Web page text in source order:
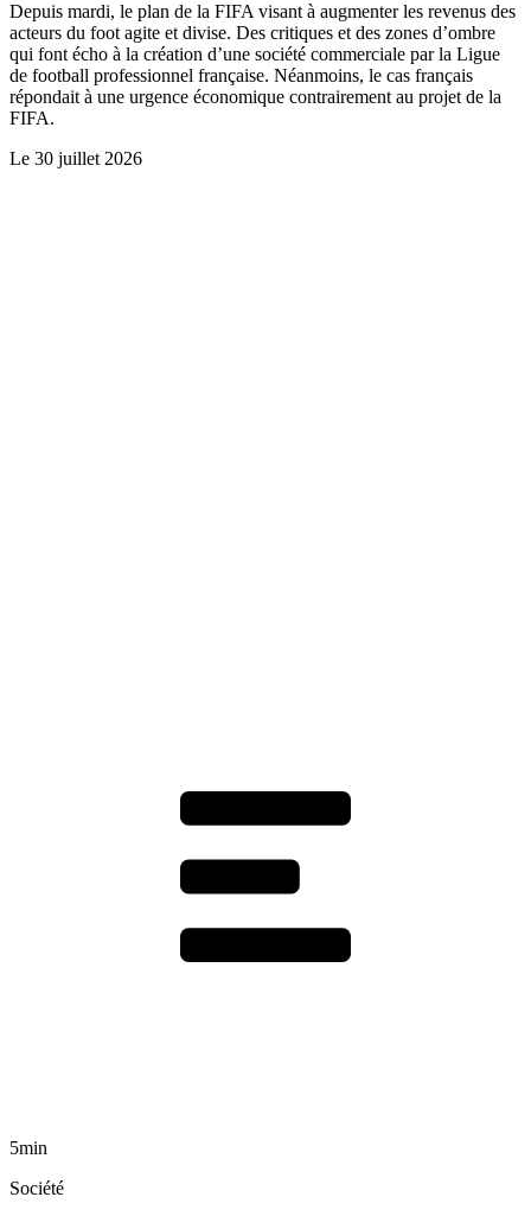
Depuis mardi, le plan de la FIFA visant à augmenter les revenus des
acteurs du foot agite et divise. Des critiques et des zones d’ombre
qui font écho à la création d’une société commerciale par la Ligue
de football professionnel française. Néanmoins, le cas français
répondait à une urgence économique contrairement au projet de la
FIFA.
Le 30 juillet 2026
5min
Société